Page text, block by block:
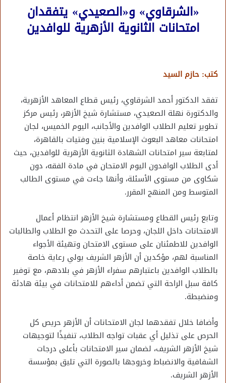
«الشرقاوي» و«الصعيدي» يتفقدان
امتحانات الثانوية الأزهرية للوافدين
كتب: حازم السيد
تفقد الدكتور أحمد الشرقاوي، رئيس قطاع المعاهد الأزهرية،
والدكتورة نهلة الصعيدي، مستشارة شيخ الأزهر، رئيس مركز
تطوير تعليم الطلاب الوافدين والأجانب، اليوم الخميس، لجان
امتحانات معاهد البعوث الإسلامية بنين وفتيات بالقاهرة،
لمتابعة سير امتحانات الشهادة الثانوية الأزهرية للوافدين، حيث
أدى الطلاب الوافدون اليوم الامتحان في مادة الفقه، دون
شكاوى من مستوى الأسئلة، وأنها جاءت في مستوى الطالب
المتوسط ومن المنهج المقرر.
وتابع رئيس القطاع ومستشارة شيخ الأزهر انتظام أعمال
الامتحانات داخل اللجان، وحرصا على التحدث مع الطلاب والطالبات
الوافدين للاطمئنان على مستوى الامتحان وتهيئة الأجواء
المناسبة لهم، مؤكدين أن الأزهر الشريف يولي رعاية خاصة
بالطلاب الوافدين باعتبارهم سفراء الأزهر في بلادهم، مع توفير
كافة سبل الراحة التي تضمن أداءهم للامتحانات في بيئة هادئة
ومنضبطة.
وأضافا خلال تفقدهما لجان الامتحانات أن الأزهر حريص كل
الحرص على تذليل أي عقبات تواجه الطلاب، تنفيذًا لتوجيهات
شيخ الأزهر الشريف، لضمان سير الامتحانات بأعلى درجات
الشفافية والانضباط وخروجها بالصورة التي تليق بمؤسسة
الأزهر الشريف.